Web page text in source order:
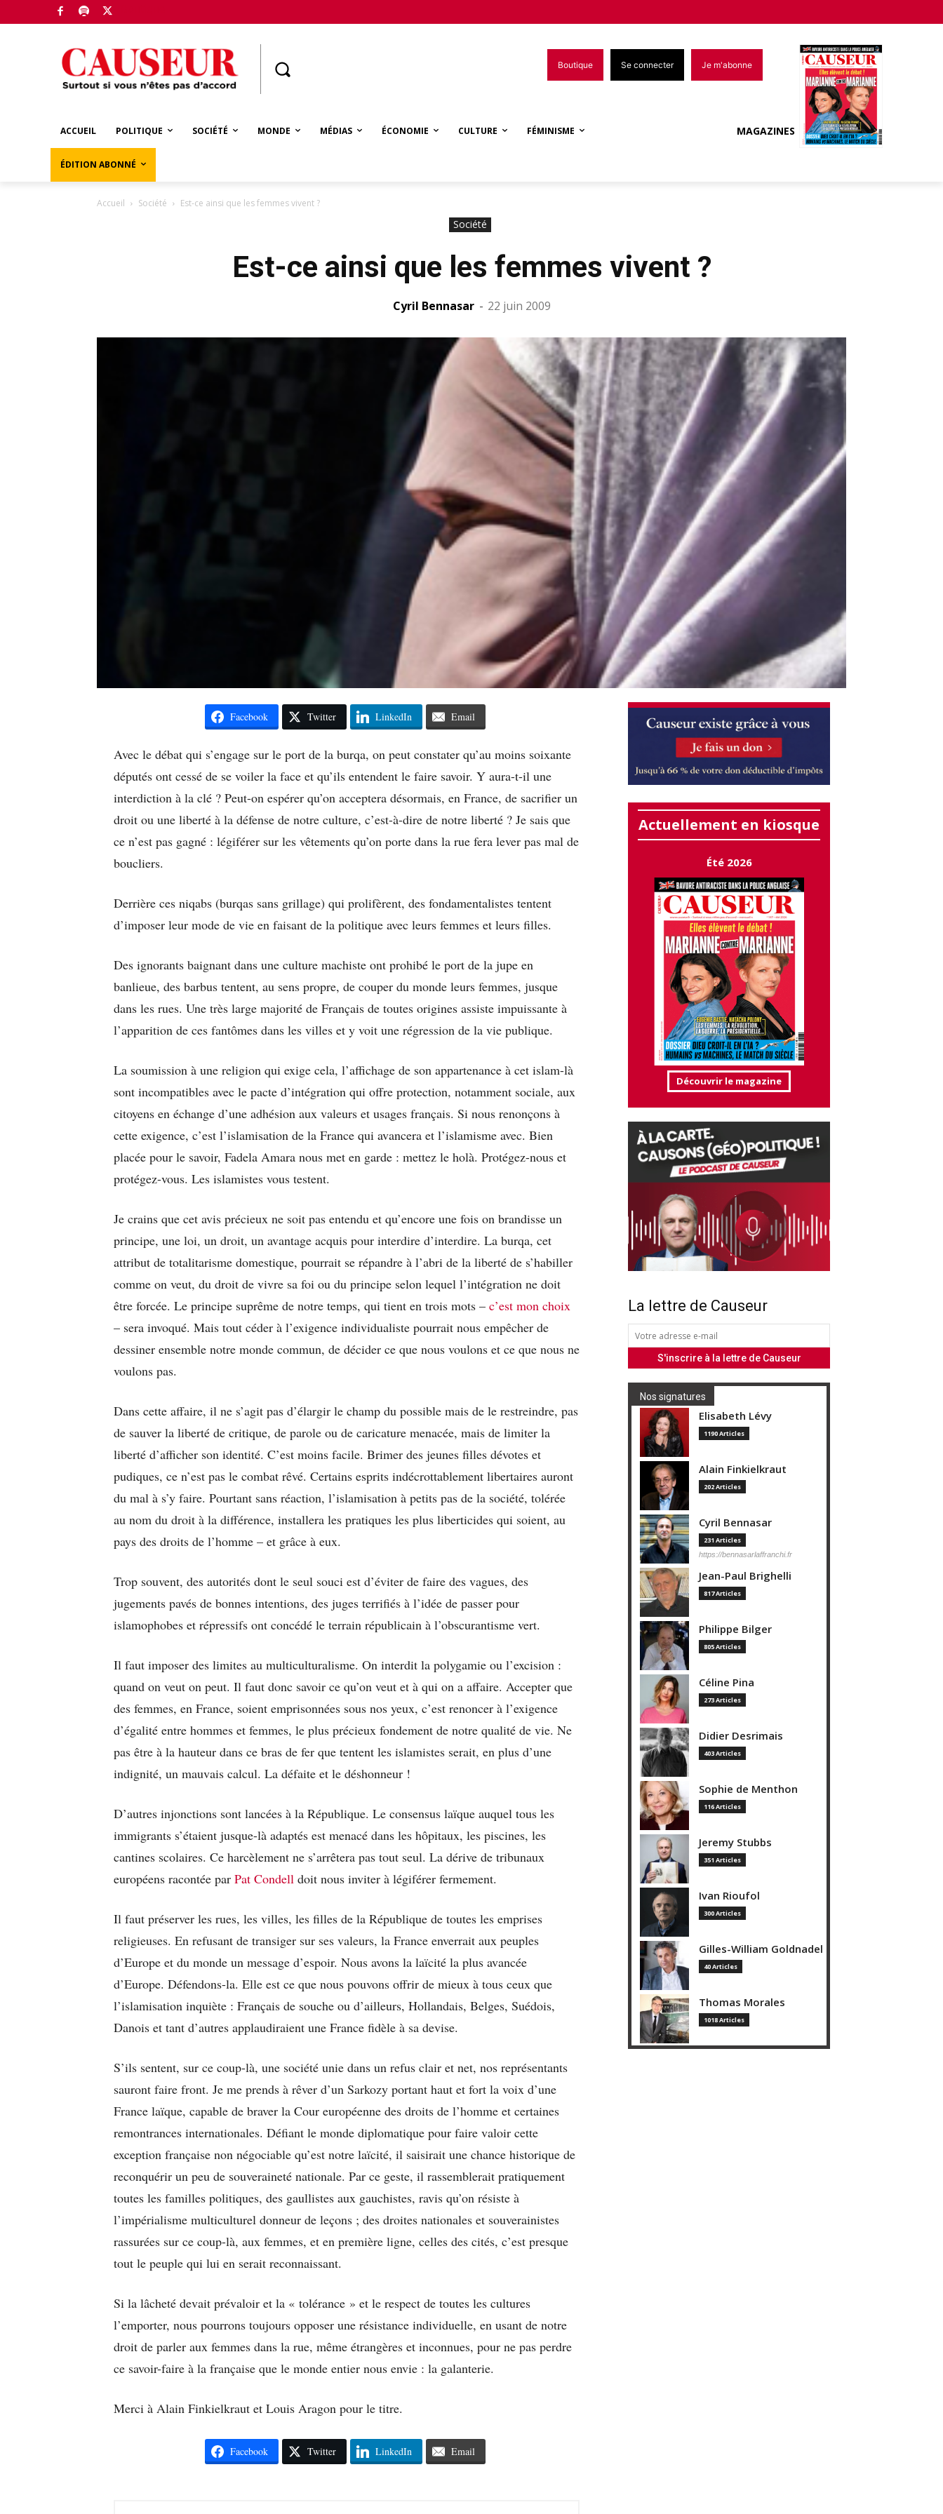
Boutique Se connecter Je m'abonne
ACCUEIL POLITIQUE SOCIÉTÉ MONDE MÉDIAS ÉCONOMIE CULTURE FÉMINISME
ÉDITION ABONNÉ
MAGAZINES
Accueil Société Est-ce ainsi que les femmes vivent ?
Société
Est-ce ainsi que les femmes vivent ?
Cyril Bennasar - 22 juin 2009
Facebook Twitter LinkedIn Email
Avec le débat qui s’engage sur le port de la burqa, on peut constater qu’au moins soixante
députés ont cessé de se voiler la face et qu’ils entendent le faire savoir. Y aura-t-il une
interdiction à la clé ? Peut-on espérer qu’on acceptera désormais, en France, de sacrifier un
droit ou une liberté à la défense de notre culture, c’est-à-dire de notre liberté ? Je sais que
ce n’est pas gagné : légiférer sur les vêtements qu’on porte dans la rue fera lever pas mal de
boucliers.
Derrière ces niqabs (burqas sans grillage) qui prolifèrent, des fondamentalistes tentent
d’imposer leur mode de vie en faisant de la politique avec leurs femmes et leurs filles.
Des ignorants baignant dans une culture machiste ont prohibé le port de la jupe en
banlieue, des barbus tentent, au sens propre, de couper du monde leurs femmes, jusque
dans les rues. Une très large majorité de Français de toutes origines assiste impuissante à
l’apparition de ces fantômes dans les villes et y voit une régression de la vie publique.
La soumission à une religion qui exige cela, l’affichage de son appartenance à cet islam-là
sont incompatibles avec le pacte d’intégration qui offre protection, notamment sociale, aux
citoyens en échange d’une adhésion aux valeurs et usages français. Si nous renonçons à
cette exigence, c’est l’islamisation de la France qui avancera et l’islamisme avec. Bien
placée pour le savoir, Fadela Amara nous met en garde : mettez le holà. Protégez-nous et
protégez-vous. Les islamistes vous testent.
Je crains que cet avis précieux ne soit pas entendu et qu’encore une fois on brandisse un
principe, une loi, un droit, un avantage acquis pour interdire d’interdire. La burqa, cet
attribut de totalitarisme domestique, pourrait se répandre à l’abri de la liberté de s’habiller
comme on veut, du droit de vivre sa foi ou du principe selon lequel l’intégration ne doit
être forcée. Le principe suprême de notre temps, qui tient en trois mots – c’est mon choix
– sera invoqué. Mais tout céder à l’exigence individualiste pourrait nous empêcher de
dessiner ensemble notre monde commun, de décider ce que nous voulons et ce que nous ne
voulons pas.
Dans cette affaire, il ne s’agit pas d’élargir le champ du possible mais de le restreindre, pas
de sauver la liberté de critique, de parole ou de caricature menacée, mais de limiter la
liberté d’afficher son identité. C’est moins facile. Brimer des jeunes filles dévotes et
pudiques, ce n’est pas le combat rêvé. Certains esprits indécrottablement libertaires auront
du mal à s’y faire. Pourtant sans réaction, l’islamisation à petits pas de la société, tolérée
au nom du droit à la différence, installera les pratiques les plus liberticides qui soient, au
pays des droits de l’homme – et grâce à eux.
Trop souvent, des autorités dont le seul souci est d’éviter de faire des vagues, des
jugements pavés de bonnes intentions, des juges terrifiés à l’idée de passer pour
islamophobes et répressifs ont concédé le terrain républicain à l’obscurantisme vert.
Il faut imposer des limites au multiculturalisme. On interdit la polygamie ou l’excision :
quand on veut on peut. Il faut donc savoir ce qu’on veut et à qui on a affaire. Accepter que
des femmes, en France, soient emprisonnées sous nos yeux, c’est renoncer à l’exigence
d’égalité entre hommes et femmes, le plus précieux fondement de notre qualité de vie. Ne
pas être à la hauteur dans ce bras de fer que tentent les islamistes serait, en plus d’une
indignité, un mauvais calcul. La défaite et le déshonneur !
D’autres injonctions sont lancées à la République. Le consensus laïque auquel tous les
immigrants s’étaient jusque-là adaptés est menacé dans les hôpitaux, les piscines, les
cantines scolaires. Ce harcèlement ne s’arrêtera pas tout seul. La dérive de tribunaux
européens racontée par Pat Condell doit nous inviter à légiférer fermement.
Il faut préserver les rues, les villes, les filles de la République de toutes les emprises
religieuses. En refusant de transiger sur ses valeurs, la France enverrait aux peuples
d’Europe et du monde un message d’espoir. Nous avons la laïcité la plus avancée
d’Europe. Défendons-la. Elle est ce que nous pouvons offrir de mieux à tous ceux que
l’islamisation inquiète : Français de souche ou d’ailleurs, Hollandais, Belges, Suédois,
Danois et tant d’autres applaudiraient une France fidèle à sa devise.
S’ils sentent, sur ce coup-là, une société unie dans un refus clair et net, nos représentants
sauront faire front. Je me prends à rêver d’un Sarkozy portant haut et fort la voix d’une
France laïque, capable de braver la Cour européenne des droits de l’homme et certaines
remontrances internationales. Défiant le monde diplomatique pour faire valoir cette
exception française non négociable qu’est notre laïcité, il saisirait une chance historique de
reconquérir un peu de souveraineté nationale. Par ce geste, il rassemblerait pratiquement
toutes les familles politiques, des gaullistes aux gauchistes, ravis qu’on résiste à
l’impérialisme multiculturel donneur de leçons ; des droites nationales et souverainistes
rassurées sur ce coup-là, aux femmes, et en première ligne, celles des cités, c’est presque
tout le peuple qui lui en serait reconnaissant.
Si la lâcheté devait prévaloir et la « tolérance » et le respect de toutes les cultures
l’emporter, nous pourrons toujours opposer une résistance individuelle, en usant de notre
droit de parler aux femmes dans la rue, même étrangères et inconnues, pour ne pas perdre
ce savoir-faire à la française que le monde entier nous envie : la galanterie.
Merci à Alain Finkielkraut et Louis Aragon pour le titre.
Facebook Twitter LinkedIn Email
Actuellement en kiosque
Été 2026
Découvrir le magazine
La lettre de Causeur
Nos signatures
Elisabeth Lévy
1190 Articles
Alain Finkielkraut
202 Articles
Cyril Bennasar
231 Articles
https://bennasarlaffranchi.fr
Jean-Paul Brighelli
817 Articles
Philippe Bilger
805 Articles
Céline Pina
273 Articles
Didier Desrimais
403 Articles
Sophie de Menthon
116 Articles
Jeremy Stubbs
351 Articles
Ivan Rioufol
300 Articles
Gilles-William Goldnadel
40 Articles
Thomas Morales
1018 Articles